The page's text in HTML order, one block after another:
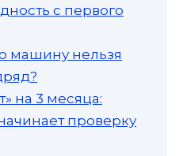
с первого
машину нельзя
на 3 месяца:
проверку